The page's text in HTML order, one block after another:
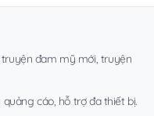
đam mỹ mới, truyện
cáo, hỗ trợ đa thiết bị.